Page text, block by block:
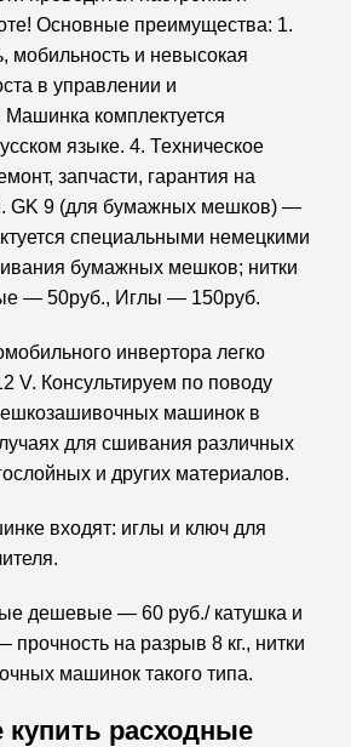
Основные преимущества: 1.
мобильность и невысокая
в управлении и
комплектуется
языке. 4. Техническое
запчасти, гарантия на
GK 9 (для бумажных мешков) —
специальными немецкими
бумажных мешков; нитки
— 50руб., Иглы — 150руб.
инвертора легко
V. Консультируем по поводу
машинок в
для сшивания различных
и других материалов.
входят: иглы и ключ для
дешевые — 60 руб./ катушка и
на разрыв 8 кг., нитки
машинок такого типа.
купить расходные